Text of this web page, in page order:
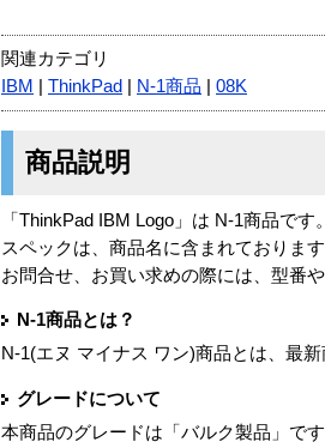
関連カテゴリ
IBM
ThinkPad N-1商品 08K
商品説明
「ThinkPad IBM Logo」は N-1商品です。
スペックは、商品名に含まれております
お問合せ、お買い求めの際には、型番
N-1商品とは？
N-1(エヌ マイナス ワン)商品とは、最
グレードについて
本商品のグレードは「バルク製品」です